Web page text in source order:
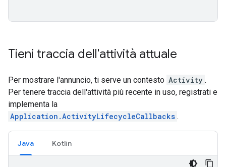
Tieni traccia dell'attività attuale
Per mostrare l'annuncio, ti serve un contesto Activity .
Per tenere traccia dell'attività più recente in uso, registrati e
implementa la
Application.ActivityLifecycleCallbacks .
Java Kotlin